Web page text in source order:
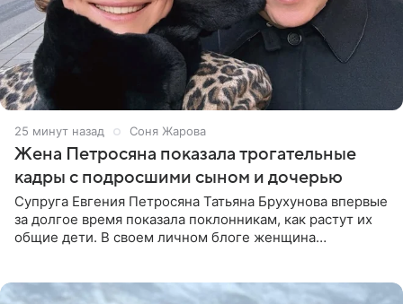
25 минут назад Соня Жарова
Жена Петросяна показала трогательные
кадры с подросшими сыном и дочерью
Супруга Евгения Петросяна Татьяна Брухунова впервые
за долгое время показала поклонникам, как растут их
общие дети. В своем личном блоге женщина